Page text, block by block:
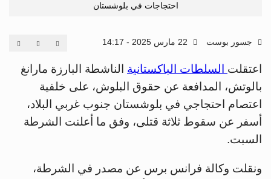
احتجاجات في بلوشستان
جسور بوست
اعتقلت السلطات الباكستانية الناشطة البارزة مارانغ
بالوتش، المدافعة عن حقوق البلوش، على خلفية
اعتصام احتجاجي في بلوشستان جنوب غربي البلاد،
أسفر عن سقوط ثلاثة قتلى، وفق ما أعلنت الشرطة
السبت.
ونقلت وكالة فرانس برس عن مصدر في الشرطة،